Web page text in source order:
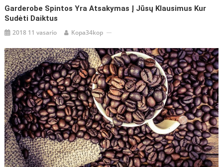
Garderobe Spintos Yra Atsakymas Į Jūsų Klausimus Kur
Sudėti Daiktus
2018 11 vasario Kopa34kop